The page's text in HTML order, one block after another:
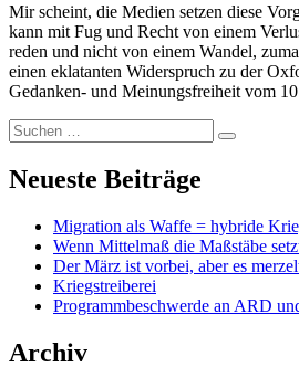
Mir scheint, die Medien setzen diese
kann mit Fug und Recht von einem
reden und nicht von einem Wandel,
einen eklatanten Widerspruch zu der
Gedanken- und Meinungsfreiheit vom
Suchen
nach:
Suchen
Neueste Beiträge
Migration als Waffe = hybride
Wenn Mittelmaß die Maßstäbe
Der März ist vorbei, aber es
Kriegstreiberei
Programmbeschwerde an ARD
Archiv